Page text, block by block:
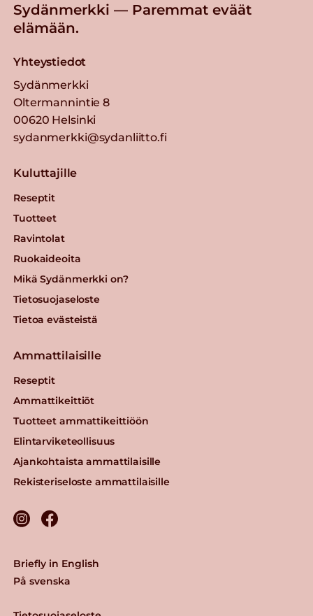
Sydänmerkki — Paremmat eväät
elämään.
Yhteystiedot
Sydänmerkki
Oltermannintie 8
00620 Helsinki
sydanmerkki@sydanliitto.fi
Kuluttajille
Reseptit
Tuotteet
Ravintolat
Ruokaideoita
Mikä Sydänmerkki on?
Tietosuojaseloste
Tietoa evästeistä
Ammattilaisille
Reseptit
Ammattikeittiöt
Tuotteet ammattikeittiöön
Elintarviketeollisuus
Ajankohtaista ammattilaisille
Rekisteriseloste ammattilaisille
Briefly in English
På svenska